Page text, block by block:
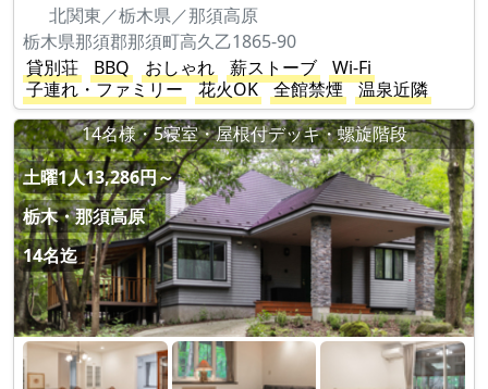
北関東／栃木県／那須高原
栃木県那須郡那須町高久乙1865-90
貸別荘
BBQ おしゃれ 薪ストーブ
Wi-Fi
子連れ・ファミリー
花火OK 全館禁煙
温泉近隣
14名様・5寝室・屋根付デッキ・螺旋階段
土曜1人13,286円～
栃木・那須高原
14名迄